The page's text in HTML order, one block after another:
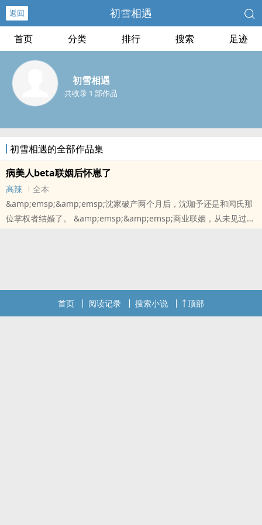
返回 初雪相遇
首页 分类 排行 搜索 足迹
初雪相遇
共收录 1 部作品
初雪相遇的全部作品集
病美人beta联姻后怀崽了
高辣
全本
&amp;emsp;&amp;emsp;沈家破产两个月后，沈珈予还是和闻氏那
位掌权者结婚了。 &amp;emsp;&amp;emsp;商业联姻，从未见过。
话请不要忘记向您QQ群和微博里的朋友推荐哦！
首页
阅读记录 搜索小说 顶部